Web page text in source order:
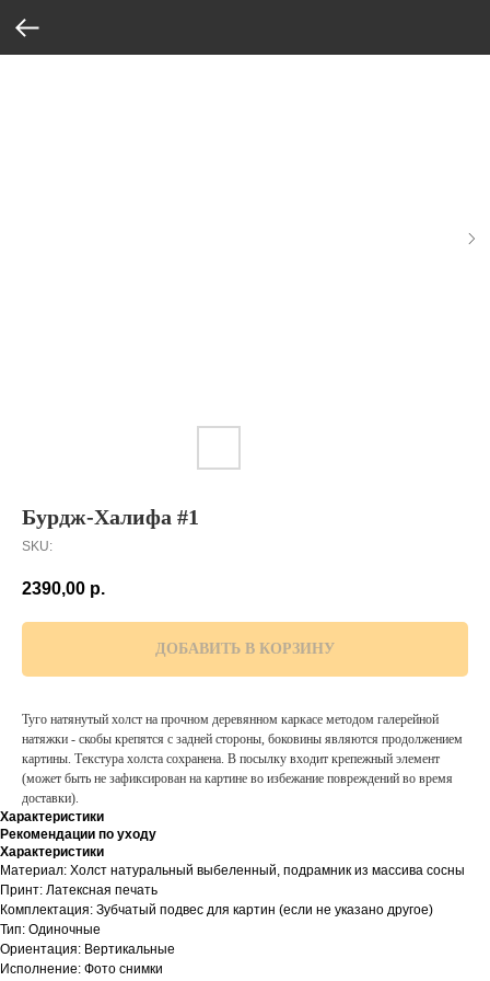
Бурдж-Халифа #1
SKU:
2390,00 р.
ДОБАВИТЬ В КОРЗИНУ
Туго натянутый холст на прочном деревянном каркасе методом галерейной
натяжки - скобы крепятся с задней стороны, боковины являются продолжением
картины. Текстура холста сохранена. В посылку входит крепежный элемент
(может быть не зафиксирован на картине во избежание повреждений во время
доставки).
Характеристики
Рекомендации по уходу
Характеристики
Материал: Холст натуральный выбеленный, подрамник из массива сосны
Принт: Латексная печать
Комплектация: Зубчатый подвес для картин (если не указано другое)
Тип: Одиночные
Ориентация: Вертикальные
Исполнение: Фото снимки